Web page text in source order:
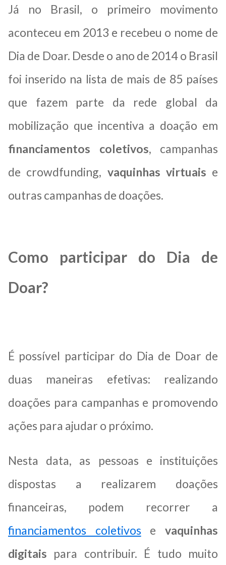
Já no Brasil, o primeiro movimento
aconteceu em 2013 e recebeu o nome de
Dia de Doar. Desde o ano de 2014 o Brasil
foi inserido na lista de mais de 85 países
que fazem parte da rede global da
mobilização que incentiva a doação em
financiamentos coletivos,
campanhas
de crowdfunding, vaquinhas virtuais e
outras campanhas de doações.
Como participar do Dia de
Doar?
É possível participar do Dia de Doar de
duas maneiras efetivas: realizando
doações para campanhas e promovendo
ações para ajudar o próximo.
Nesta data, as pessoas e instituições
dispostas a realizarem doações
financeiras, podem recorrer a
financiamentos coletivos evaquinhas
digitais para contribuir. É tudo muito